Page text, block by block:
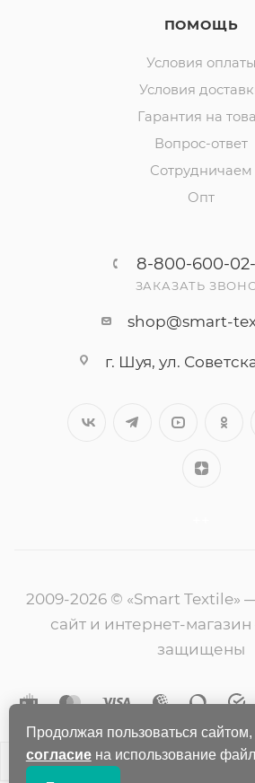
ПОМОЩЬ
Условия оплаты
Условия
Гарантия на
Вопрос-ответ
Сотрудничаем
Опт
8-800-600-
ЗАКАЗАТЬ
shop@smart-
г. Шуя, ул.
2009-2026 © «Smart
сайт и интернет-
защищены
Продолжая пользоваться сайтом,
согласиена использование